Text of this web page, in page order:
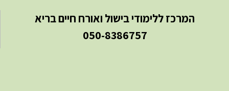
המרכז ללימודי בישול ואורח חיים בריא
050-8386757